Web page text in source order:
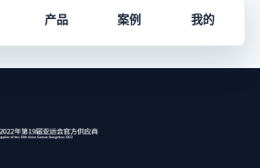
产品 案例 我的